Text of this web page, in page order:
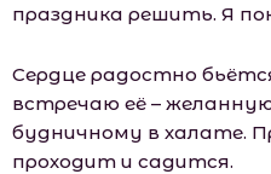
праздника решить. Я
Сердце радостно
встречаю её –
будничному в халате.
проходит и садится.